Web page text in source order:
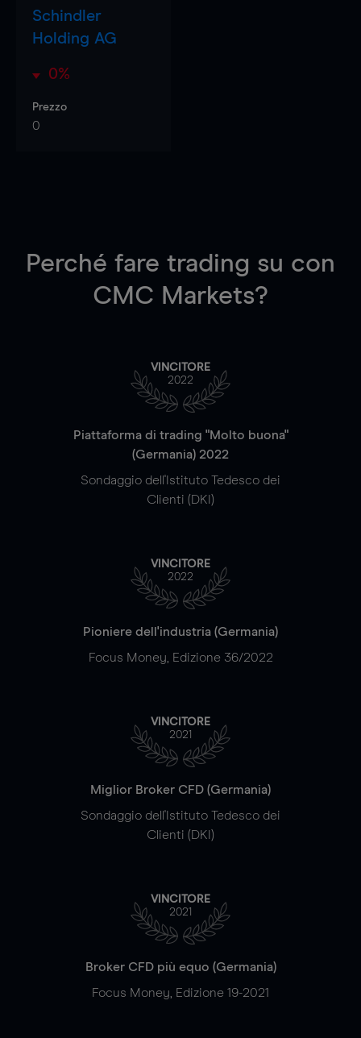
Schindler
Holding AG
0%
Prezzo
0
Perché fare trading su con
CMC Markets?
VINCITORE
2022
Piattaforma di trading "Molto buona"
(Germania) 2022
Sondaggio dell'Istituto Tedesco dei
Clienti (DKI)
VINCITORE
2022
Pioniere dell'industria (Germania)
Focus Money, Edizione 36/2022
VINCITORE
2021
Miglior Broker CFD (Germania)
Sondaggio dell'Istituto Tedesco dei
Clienti (DKI)
VINCITORE
2021
Broker CFD più equo (Germania)
Focus Money, Edizione 19-2021